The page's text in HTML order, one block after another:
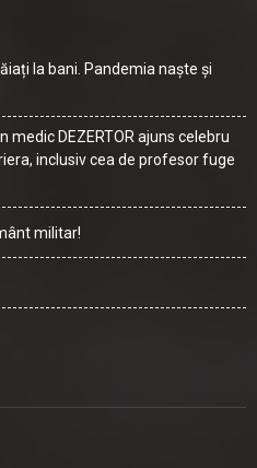
la bani. Pandemia naște și
medic DEZERTOR ajuns celebru
inclusiv cea de profesor fuge
militar!